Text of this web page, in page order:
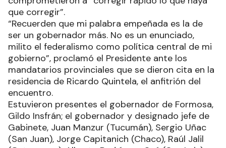
que corregir”.
“Recuerden que mi palabra empeñada es la de
ser un gobernador más. No es un enunciado,
milito el federalismo como política central de mi
gobierno”, proclamó el Presidente ante los
mandatarios provinciales que se dieron cita en la
residencia de Ricardo Quintela, el anfitrión del
encuentro.
Estuvieron presentes el gobernador de Formosa,
Gildo Insfrán; el gobernador y designado jefe de
Gabinete, Juan Manzur (Tucumán), Sergio Uñac
(San Juan), Jorge Capitanich (Chaco), Raúl Jalil